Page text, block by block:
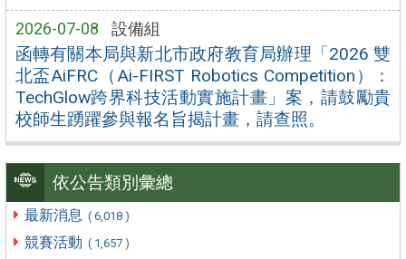
2026-07-08 設備組
函轉有關本局與新北市政府教育局辦理「2026 雙
北盃AiFRC（Ai-FIRST Robotics Competition）：
TechGlow跨界科技活動實施計畫」案，請鼓勵貴
校師生踴躍參與報名旨揭計畫，請查照。
依公告類別彙總
最新消息 ( 6,018 )
競賽活動 ( 1,657 )